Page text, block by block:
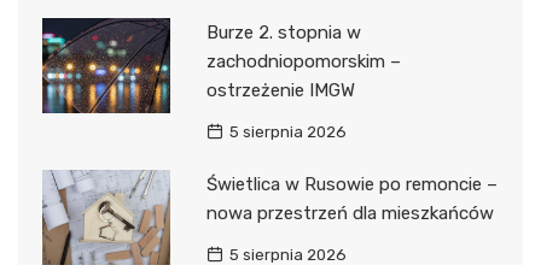
Burze 2. stopnia w
zachodniopomorskim –
ostrzeżenie IMGW
5 sierpnia 2026
Świetlica w Rusowie po remoncie –
nowa przestrzeń dla mieszkańców
5 sierpnia 2026